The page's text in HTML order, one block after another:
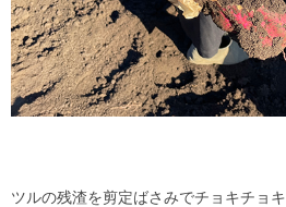
ツルの残渣を剪定ばさみでチョキチョキ